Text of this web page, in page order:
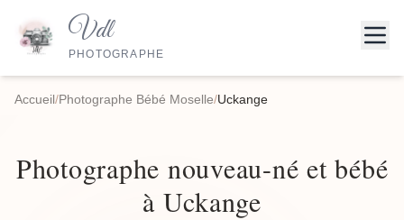
Vdl
PHOTOGRAPHE
Accueil/Photographe Bébé Moselle/Uckange
Photographe nouveau-né et bébé
à Uckange